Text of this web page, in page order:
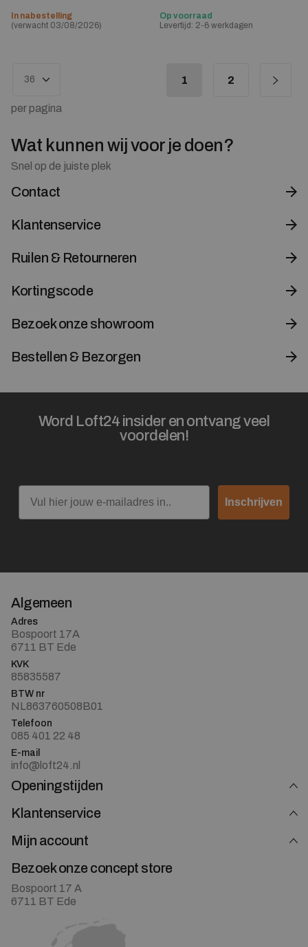
In nabestelling
(verwacht 03/08/2026)
Op voorraad
Levertijd: 2-6 werkdagen
per pagina
1 2
Wat kunnen wij voor je doen?
Snel op de juiste plek
Contact
Klantenservice
Ruilen & Retourneren
Kortingscode
Bezoek onze showroom
Bestellen & Bezorgen
Word Loft24 insider en ontvang veel
voordelen!
Email
Inschrijven
Algemeen
Adres
Bospoort 17A
6711 BT Ede
KVK
85835587
BTW nr
NL863760508B01
Telefoon
085 401 22 48
E-mail
info@loft24.nl
Openingstijden
Klantenservice
Mijn account
Bezoek onze concept store
Bospoort 17 A
6711 BT Ede